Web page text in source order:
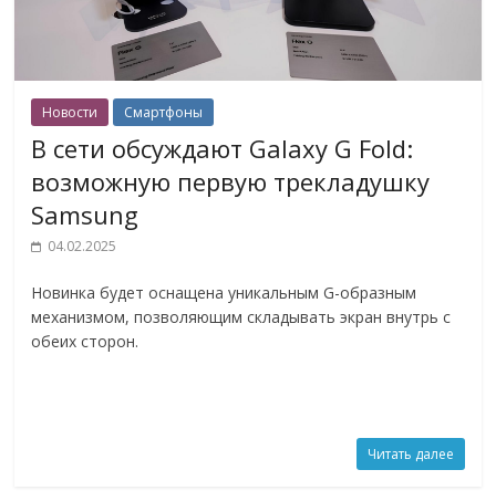
Новости Смартфоны
В сети обсуждают Galaxy G Fold:
возможную первую трекладушку
Samsung
04.02.2025
Новинка будет оснащена уникальным G-образным
механизмом, позволяющим складывать экран внутрь с
обеих сторон.
Читать далее